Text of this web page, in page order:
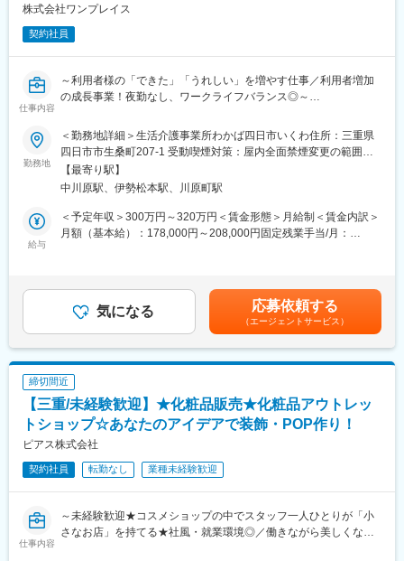
変更の範囲：会社の定める業務
■1日の仕事の流れ ※平日10:30～19:30勤務の例
10:30～12：00 研修、支援会議、買い物、車両点検、イベント
や活動の準備、関係機関への報告書の作成、お出かけ先への下
見、清掃等
12：00～13：00 昼食・休憩 ※利用者さんの利用状況や送迎の
関係で臨機応変に対応
13：00～14：00 活動準備
題や活動、余暇時間を過ごす
15：30～ 来所。おやつ、宿題、集団活動、個別活動、余暇時
間、そうじ、帰りの会
17：30～ そうじ、帰りの会
19：00～ 送迎から戻る、そうじ、ミーティング
19：30 退勤
【保育士・児童指導員】→【児童発達支援管理責任者】→【施設
管理者】とぜひキャリアアップに挑戦をしていただきたいです。
当社は四日市市／菰野町に6施設を展開しており、地域に密着した
施設です。今後も施設や事業展開を計画しており色々なポジショ
ンを目指すことも可能です。
■職場環境／雰囲気
20代～40代の女性が比較的多く活躍中です。雰囲気は、落ち着い
た職場で決められた時間できっちりと行動ができるので安定して
おり、無理なく長く働ける環境です。
変更の範囲：会社の定める業務
株式会社ワンプレイス
契約社員
仕事内容
～利用者様の「できた」「うれしい」を増やす仕事／利用者増加
の成長事業！夜勤なし、ワークライフバランス◎～
■求人概要
わかばグループは、三重県で児童発達支援、放課後等デイサービ
ス、就労継続支援B型、生活介護、障害者グループホームなど、
12施設以上にわたる障がい福祉サービスを地域に根ざして展開し
ています 。
利用者が増加していることを背景に、障がいのある方のデイサー
ビス『生活介護事業所』での生活支援員の募集となります。
躍いただきます。
・事業所内で、ご利用者様のサポート業務全般
・利用者様とのコミュニケーション、レクリエーションの実施等
・自宅の送迎業務、お出かけ等での運転業務
■業務の特徴
・事業所内では、生活訓練（料理、掃除、買い物等）生産活動
季節イベント等）など様々なプログラムが実際されます。
・夜勤や入浴の介助はありません。
勤務地
＜勤務地詳細＞生活介護事業所わかば四日市いくわ住所：三重県
四日市市生桑町207-1 受動喫煙対策：屋内全面禁煙変更の範囲：
会社の定める事業所
【最寄り駅】
中川原駅、伊勢松本駅、川原町駅
給与
＜予定年収＞300万円～320万円＜賃金形態＞月給制＜賃金内訳＞
月額（基本給）：178,000円～208,000円固定残業手当/月：
(実績平均 2か月/年）■昇給：1回／年■資格手当：※生活介護事業
所わかば四日市いくわ勤務の方のみ介護福祉士・社会福祉士＋
10.000円、介護職員初任者研修・実務者研修＋5.000
円 賃金はあくまでも目安の金額であり、選考を通じ
て上下する可能性があります。月給(月額)は固定手当を含めた表記
です。
気になる 応募依頼する
（エージェントサービス）
締切間近
【三重/未経験歓迎】★化粧品販売★化粧品アウトレッ
トショップ☆あなたのアイデアで装飾・POP作り！
ピアス株式会社
契約社員 転勤なし 業種未経験歓迎
仕事内容
～未経験歓迎★コスメショップの中でスタッフ一人ひとりが「小
さなお店」を持てる★社風・就業環境◎／働きながら美しくなれ